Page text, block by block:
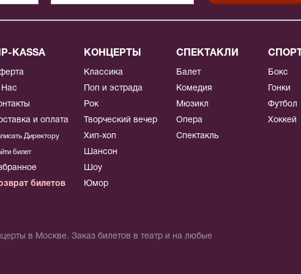
KASSA
и оплата
Директору
билет
билетов
КОНЦЕРТЫ
Классика
Поп и эстрада
Рок
Творческий вечер
Хип-хоп
Шансон
Шоу
Юмор
СПЕКТАКЛИ
Балет
Комедия
Мюзикл
Опера
Спектакль
СПОРТ
Бокс
Гонки
Футбол
Хоккей
в Москве. Заказ билетов в театр и на любые